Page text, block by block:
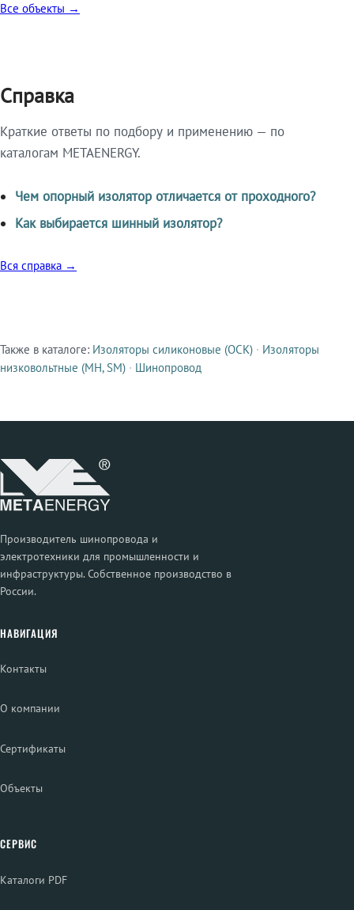
Все объекты →
Справка
Краткие ответы по подбору и применению — по
каталогам METAENERGY.
Чем опорный изолятор отличается от проходного?
Как выбирается шинный изолятор?
Вся справка →
Смежные продукты
Также в каталоге: Изоляторы силиконовые (ОСК) · Изоляторы
низковольтные (МН, SM) · Шинопровод
Производитель шинопровода и
электротехники для промышленности и
инфраструктуры. Собственное производство в
России.
НАВИГАЦИЯ
Контакты
О компании
Сертификаты
Объекты
СЕРВИС
Каталоги PDF